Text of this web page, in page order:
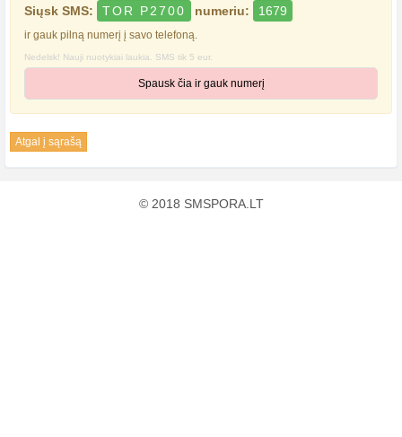
Siųsk SMS: TOR P2700 numeriu: 1679
ir gauk pilną numerį į savo telefoną.
Nedelsk! Nauji nuotykiai laukia. SMS tik 5 eur.
Spausk čia ir gauk numerį
Atgal į sąrašą
© 2018 SMSPORA.LT